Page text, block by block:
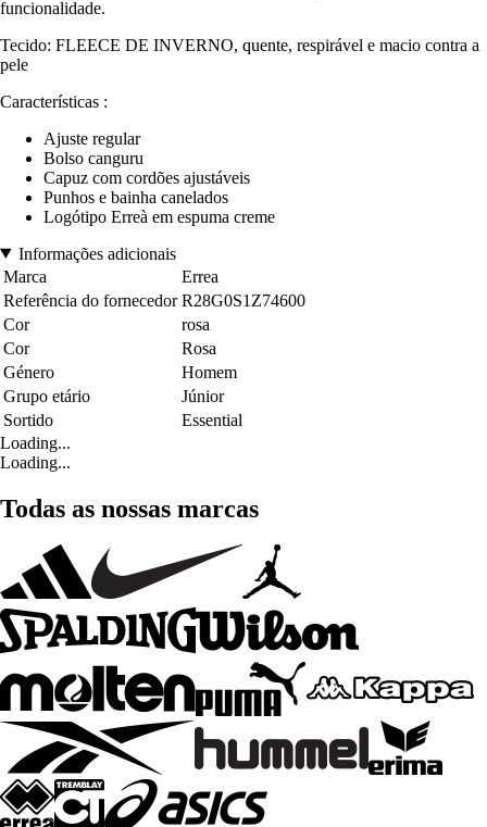
funcionalidade.
Tecido: FLEECE DE INVERNO, quente, respirável e macio contra a
pele
Características :
Ajuste regular
Bolso canguru
Capuz com cordões ajustáveis
Punhos e bainha canelados
Logótipo Erreà em espuma creme
Informações adicionais
Marca
Errea
Referência do fornecedor R28G0S1Z74600
Cor
rosa
Cor
Rosa
Género
Homem
Grupo etário
Júnior
Sortido
Essential
Loading...
Loading...
Todas as nossas marcas